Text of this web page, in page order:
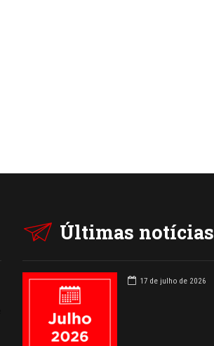
Últimas notícias
17 de julho de 2026